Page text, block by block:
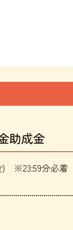
助成金
) ※23:59分必着